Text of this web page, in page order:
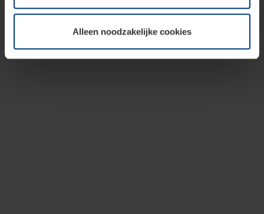
toestemming kunt u op elk moment bij de uitleg van de
wijzigen of herroepen.Alleen noodzakelijke cookies